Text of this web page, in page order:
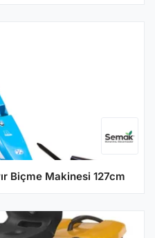
Biçme Makinesi 127cm